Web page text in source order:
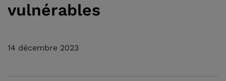
vulnérables
14 décembre 2023